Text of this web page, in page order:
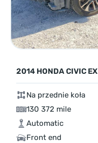
2014 HONDA CIVIC EX
Na przednie koła
130 372 mile
Automatic
Front end